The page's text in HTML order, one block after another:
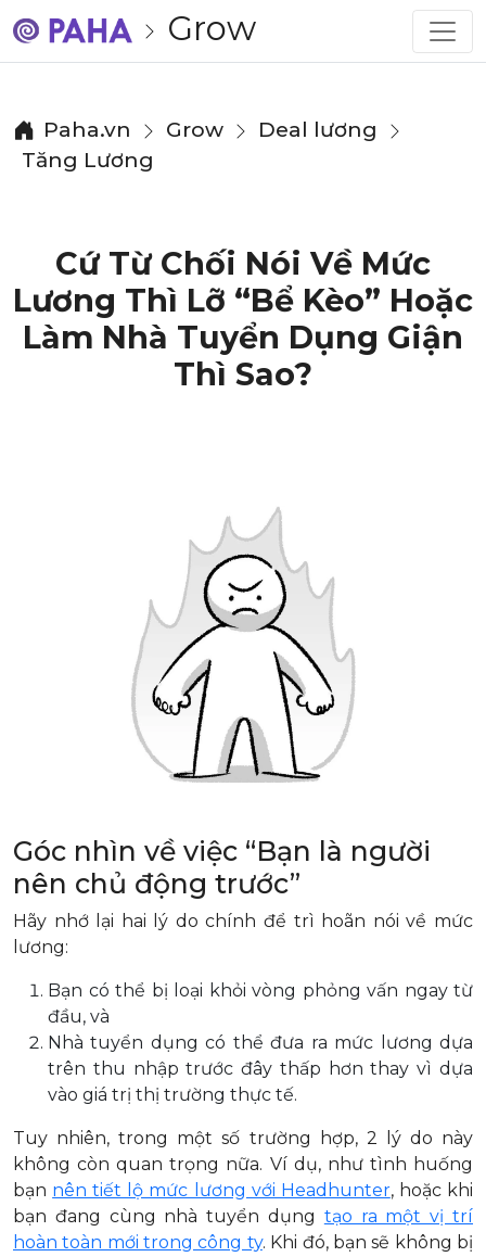
Grow
Paha.vn Grow
Deal lương
Tăng Lương
Cứ Từ Chối Nói Về Mức
Lương Thì Lỡ “bể Kèo” Hoặc
Làm Nhà Tuyển Dụng Giận
Thì Sao?
Góc nhìn về việc “Bạn là người
nên chủ động trước”
Hãy nhớ lại hai lý do chính để trì hoãn nói về mức
lương:
Bạn có thể bị loại khỏi vòng phỏng vấn ngay từ
đầu, và
Nhà tuyển dụng có thể đưa ra mức lương dựa
trên thu nhập trước đây thấp hơn thay vì dựa
vào giá trị thị trường thực tế.
Tuy nhiên, trong một số trường hợp, 2 lý do này
không còn quan trọng nữa. Ví dụ, như tình huống
bạn nên tiết lộ mức lương với Headhunter, hoặc khi
bạn đang cùng nhà tuyển dụng tạo ra một vị trí
hoàn toàn mới trong công ty. Khi đó, bạn sẽ không bị